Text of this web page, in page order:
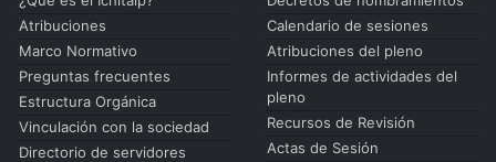
Atribuciones
Marco Normativo
Preguntas frecuentes
Estructura Orgánica
Vinculación con la sociedad
Directorio de servidores
Calendario de sesiones
Atribuciones del pleno
Informes de actividades del
pleno
Recursos de Revisión
Actas de Sesión